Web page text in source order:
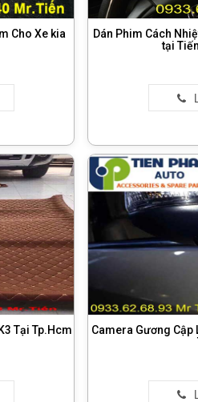
Cho Xe kia
Dán Phim Cách
tại
Tại Tp.Hcm
Camera Gương Cập